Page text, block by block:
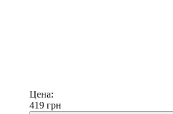
Цена:
419 грн